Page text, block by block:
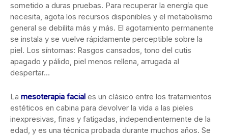
sometido a duras pruebas. Para recuperar la energía que
necesita, agota los recursos disponibles y el metabolismo
general se debilita más y más. El agotamiento permanente
se instala y se vuelve rápidamente perceptible sobre la
piel. Los síntomas: Rasgos cansados, tono del cutis
apagado y pálido, piel menos rellena, arrugada al
despertar…
La mesoterapia facial es un clásico entre los tratamientos
estéticos en cabina para devolver la vida a las pieles
inexpresivas, finas y fatigadas, independientemente de la
edad, y es una técnica probada durante muchos años. Se